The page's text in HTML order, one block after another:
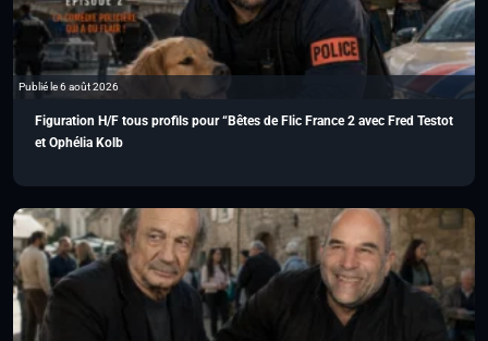
Publié le 6 août 2026
Figuration H/F tous profils pour “Bêtes de Flic France 2 avec Fred Testot
et Ophélia Kolb